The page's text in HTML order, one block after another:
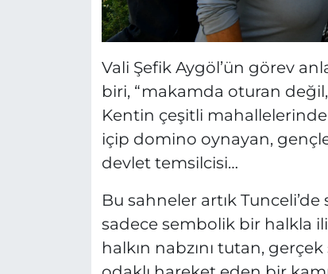
Vali Şefik Aygöl’ün görev
biri, “makamda oturan
Kentin çeşitli
içip domino oynayan,
devlet temsilcisi…
Bu sahneler artık
sadece sembolik bir halkla
halkın nabzını tutan,